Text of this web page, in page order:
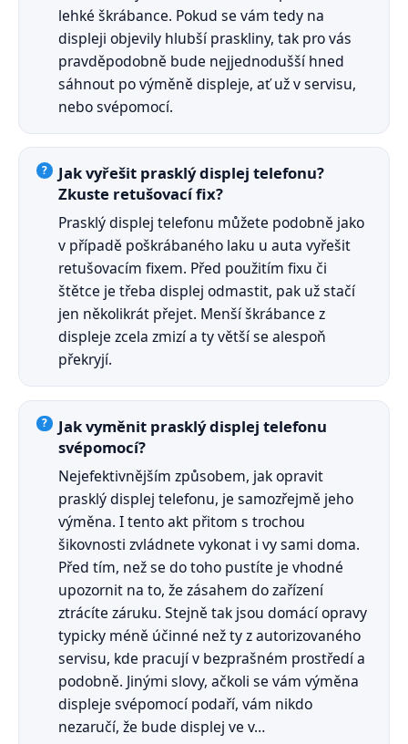
lehké škrábance. Pokud se vám tedy na
displeji objevily hlubší praskliny, tak pro vás
pravděpodobně bude nejjednodušší hned
sáhnout po výměně displeje, ať už v servisu,
nebo svépomocí.
Jak vyřešit prasklý displej telefonu?
Zkuste retušovací fix?
Prasklý displej telefonu můžete podobně jako
v případě poškrábaného laku u auta vyřešit
retušovacím fixem. Před použitím fixu či
štětce je třeba displej odmastit, pak už stačí
jen několikrát přejet. Menší škrábance z
displeje zcela zmizí a ty větší se alespoň
překryjí.
Jak vyměnit prasklý displej telefonu
svépomocí?
Nejefektivnějším způsobem, jak opravit
prasklý displej telefonu, je samozřejmě jeho
výměna. I tento akt přitom s trochou
šikovnosti zvládnete vykonat i vy sami doma.
Před tím, než se do toho pustíte je vhodné
upozornit na to, že zásahem do zařízení
ztrácíte záruku. Stejně tak jsou domácí opravy
typicky méně účinné než ty z autorizovaného
servisu, kde pracují v bezprašném prostředí a
podobně. Jinými slovy, ačkoli se vám výměna
displeje svépomocí podaří, vám nikdo
nezaručí, že bude displej ve v…